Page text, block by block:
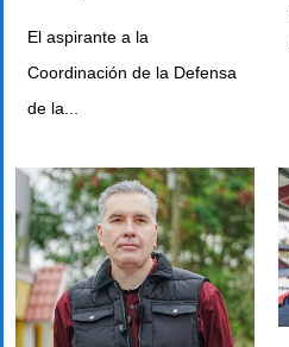
El aspirante a la
Coordinación de la Defensa
de la...